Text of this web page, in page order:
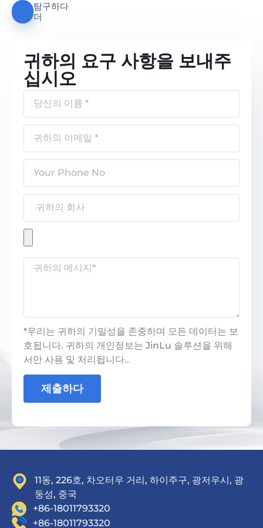
탐구하다
더
귀하의 요구 사항을 보내주
십시오
*우리는 귀하의 기밀성을 존중하며 모든 데이터는 보
호됩니다. 귀하의 개인정보는 JinLu 솔루션을 위해
서만 사용 및 처리됩니다..
제출하다
11동, 226호, 차오터우 거리, 하이주구, 광저우시, 광
둥성, 중국
+86-18011793320
+86-18011793320